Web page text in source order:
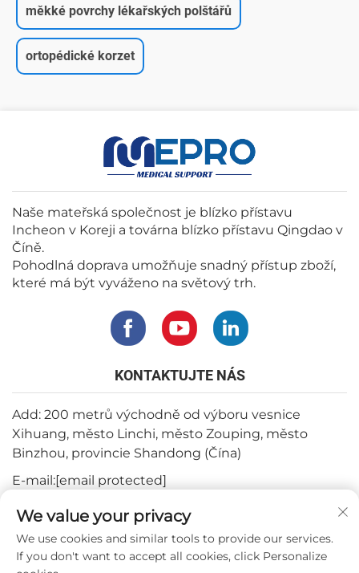
měkké povrchy lékařských polštářů
ortopédické korzet
Naše mateřská společnost je blízko přístavu
Incheon v Koreji a továrna blízko přístavu Qingdao v
Číně.
Pohodlná doprava umožňuje snadný přístup zboží,
které má být vyváženo na světový trh.
KONTAKTUJTE NÁS
Add: 200 metrů východně od výboru vesnice
Xihuang, město Linchi, město Zouping, město
Binzhou, provincie Shandong (Čína)
E-mail:[email protected]
Tel:+82-3180427370
Telefon:+86-15564344404
WhatsApp: +82-1022396668
We value your privacy
We use cookies and similar tools to provide our services.
If you don't want to accept all cookies, click Personalize